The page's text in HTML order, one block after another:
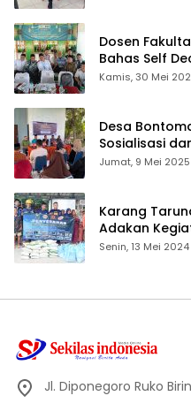
Dosen
Bahas Self
Ijtima Ulama
Kamis, 30 Mei
Desa
Sosialisasi
ID
Jumat, 9 Mei 2025
Karang
Adakan
Dhuafa dan
Senin, 13 Mei 2024
Jl. Diponegoro Ruko